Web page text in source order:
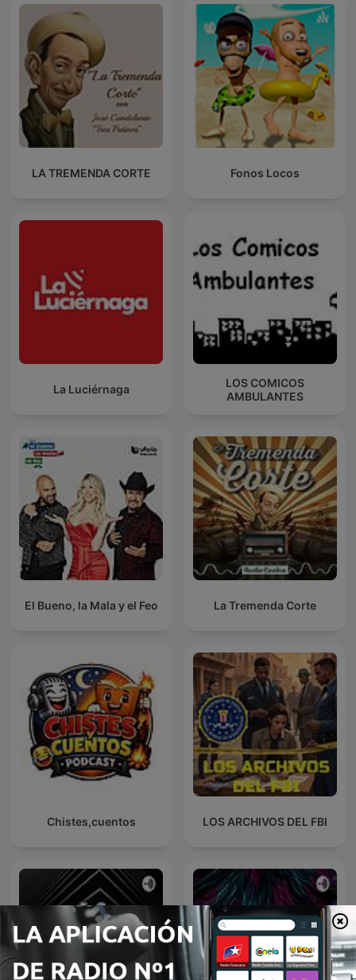
LA TREMENDA CORTE Fonos Locos
La Luciérnaga
LOS COMICOS
AMBULANTES
El Bueno, la Mala y el Feo La Tremenda Corte
Chistes,cuentos LOS ARCHIVOS DEL FBI